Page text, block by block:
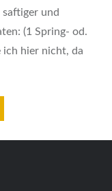
und
(1 Spring- od.
ich hier nicht, da